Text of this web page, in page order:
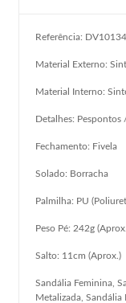
Referência:
Material Externo:
Material Interno:
Detalhes:
Fechamento: Fivela
Solado: Borracha
Palmilha: PU
Peso Pé: 242g
Salto: 11cm (Aprox.)
Sandália Feminina,
Metalizada, Sandália